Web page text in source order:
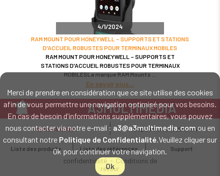
Merci de prendre en considération que ce site utilise des cookies
afin de vous permettre une navigation optimisé pour vos besoins.
En cas de besoin d'informations supplémentaires, vous pouvez
nous contacter via notre e-mail : a3@a3multimedia.comou en
consultant notre Politique de Confidentialité.Veuillez cliquer sur
Ok pour continuer votre navigation.
Ok
4/1/2024
RAM MOUNT POUR HONEYWELL – SUPPORTS ET STATIONS
D'ACCUEIL ROBUSTES POUR TERMINAUX MOBILES
RAM MOUNT POUR HONEYWELL – SUPPORTS ET
STATIONS D'ACCUEIL ROBUSTES POUR TERMINAUX
MOBILESLa marque RAM Mounts
En savoir plus
A3MULTIMEDIA
LE SPÉCIALISTE MATÉRIEL ET LOGICIEL CODE BARRE
Intervention sur tout le territoire : Cholet - Nantes - Angers - Rennes - Le
Mans - Bordeaux - Paris - Lille - Brest - Toulouse - Marseille - Poitiers -
Caen - Lyon - Reims - Lorient - Vannes - Quimper - Rouen
02 52 45 00 20 a3@a3multimedia.com
Liste des produits Liste des références Support
Mentions légales-Politique de
confidentialité - Conditions de
retour